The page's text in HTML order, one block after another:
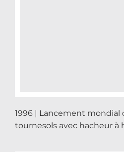
1996 | Lancement mondial
tournesols avec hacheur à